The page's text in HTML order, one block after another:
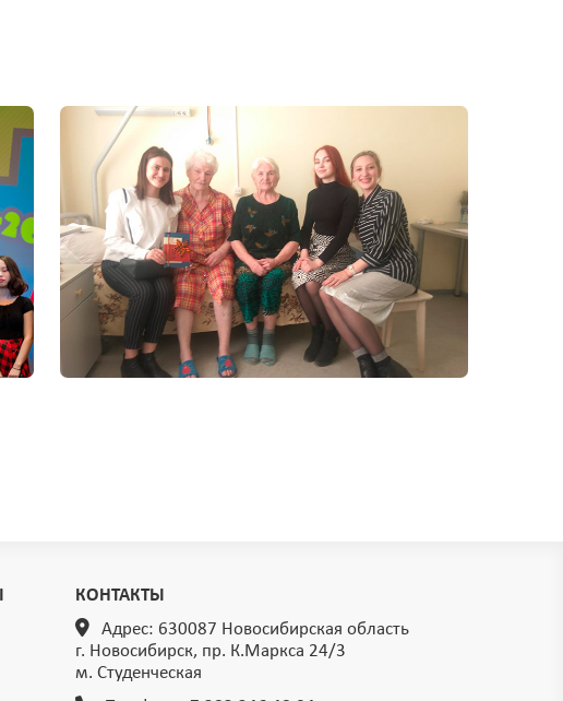
КОНТАКТЫ
Адрес: 630087 Новосибирская область
г. Новосибирск, пр. К.Маркса 24/3
м. Студенческая